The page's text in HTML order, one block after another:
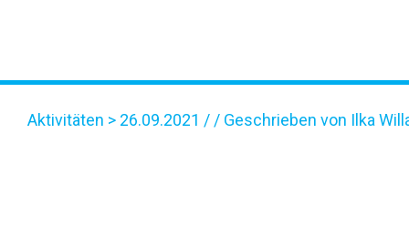
Aktivitäten > 26.09.2021 / / Geschrieben von Ilka